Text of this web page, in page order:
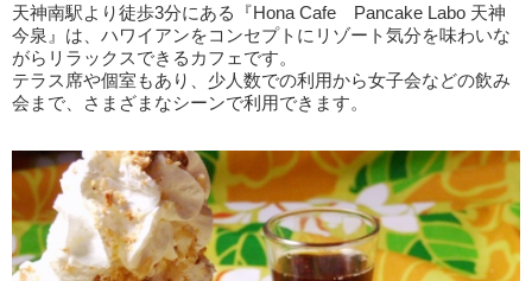
天神南駅より徒歩3分にある『Hona Cafe Pancake Labo 天神
今泉』は、ハワイアンをコンセプトにリゾート気分を味わいな
がらリラックスできるカフェです。
テラス席や個室もあり、少人数での利用から女子会などの飲み
会まで、さまざまなシーンで利用できます。